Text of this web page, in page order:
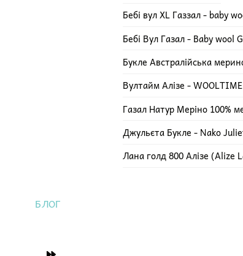
Бебі вул XL Газзал - baby
Бебі Вул Газал - Baby wool
Букле Австралійська
Вултайм Алізе -
Газал Натур Меріно 100%
Джульєта Букле - Nako
Лана голд 800 Алізе (Alize
БЛОГ